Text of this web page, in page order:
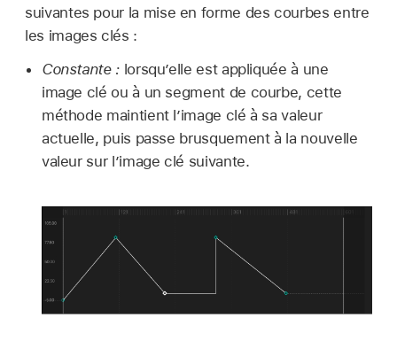
suivantes pour la mise en forme des courbes entre
les images clés :
Constante :lorsqu’elle est appliquée à une
image clé ou à un segment de courbe, cette
méthode maintient l’image clé à sa valeur
actuelle, puis passe brusquement à la nouvelle
valeur sur l’image clé suivante.